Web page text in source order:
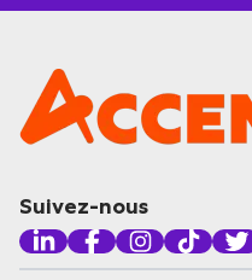
Suivez-nous